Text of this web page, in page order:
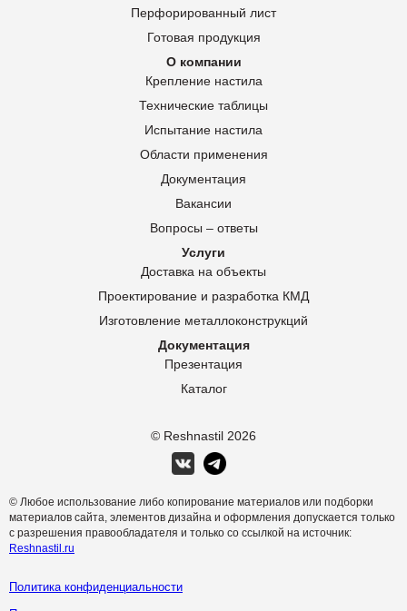
© Reshnastil 2026
Перфорированный лист
Готовая продукция
О компании
Крепление настила
Технические таблицы
Испытание настила
Области применения
Документация
Вакансии
Вопросы – ответы
Услуги
Доставка на объекты
Проектирование и разработка КМД
Изготовление металлоконструкций
Документация
Презентация
Каталог
© Любое использование либо копирование материалов или подборки
материалов сайта, элементов дизайна и оформления допускается только
с разрешения правообладателя и только со ссылкой на источник:
Reshnastil.ru
Политика конфиденциальности